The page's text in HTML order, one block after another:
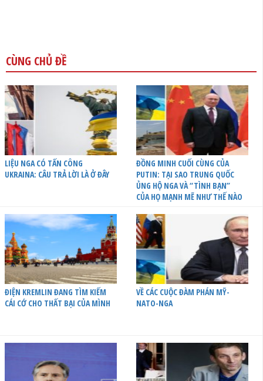
CÙNG CHỦ ĐỀ
LIỆU NGA CÓ TẤN CÔNG
UKRAINA: CÂU TRẢ LỜI LÀ Ở ĐÂY
ĐỒNG MINH CUỐI CÙNG CỦA
PUTIN: TẠI SAO TRUNG QUỐC
ỦNG HỘ NGA VÀ “TÌNH BẠN”
CỦA HỌ MẠNH MẼ NHƯ THẾ NÀO
ĐIỆN KREMLIN ĐANG TÌM KIẾM
CÁI CỚ CHO THẤT BẠI CỦA MÌNH
VỀ CÁC CUỘC ĐÀM PHÁN MỸ-
NATO-NGA